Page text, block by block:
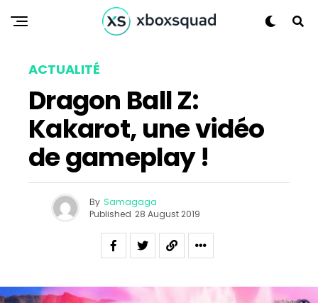
ACTUALITÉ
Dragon Ball Z:
Kakarot, une vidéo
de gameplay !
By Samagaga
Published 28 August 2019
Reddit
Pinterest